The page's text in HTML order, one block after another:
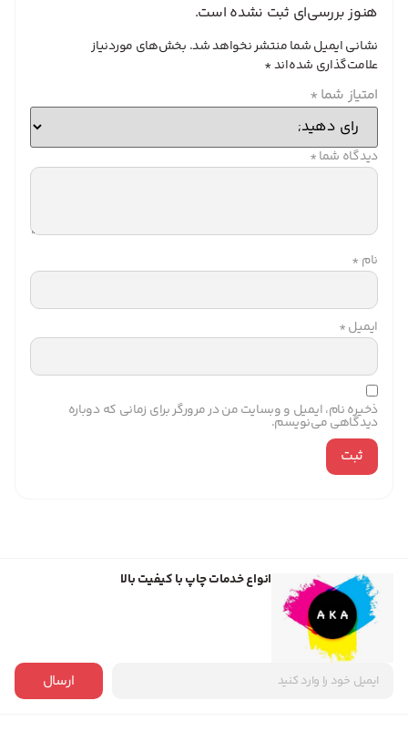
هنوز بررسی‌ای ثبت نشده است.
نشانی ایمیل شما منتشر نخواهد شد. بخش‌های موردنیاز
علامت‌گذاری شده‌اند*
امتیاز شما *
دیدگاه شما*
نام *
ایمیل*
ذخیره نام، ایمیل و وبسایت من در مرورگر برای زمانی که دوباره
دیدگاهی می‌نویسم.
انواع خدمات چاپ با کیفیت بالا
ارسال